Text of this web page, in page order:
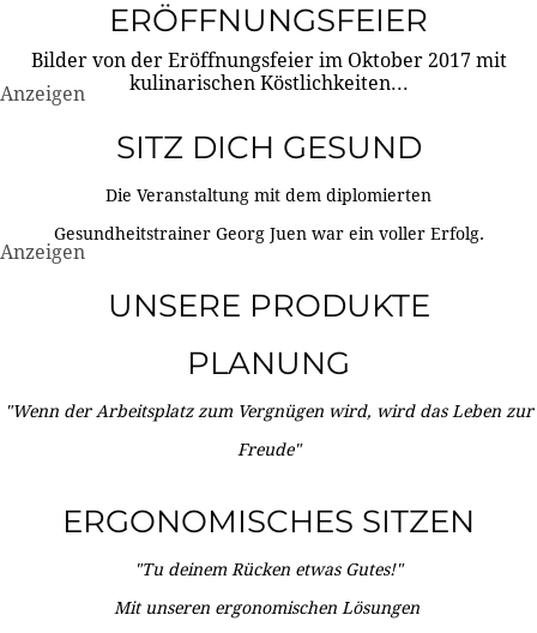
ERÖFFNUNGSFEIER
Bilder von der Eröffnungsfeier im Oktober 2017 mit
kulinarischen Köstlichkeiten...
Anzeigen
SITZ DICH GESUND
Die Veranstaltung mit dem diplomierten
Gesundheitstrainer Georg Juen war ein voller Erfolg.
Anzeigen
UNSERE PRODUKTE
PLANUNG
"Wenn der Arbeitsplatz zum Vergnügen wird, wird das Leben zur
Freude"
ERGONOMISCHES SITZEN
"Tu deinem Rücken etwas Gutes!"
Mit unseren ergonomischen Lösungen